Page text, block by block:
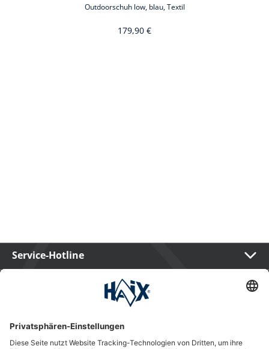
Outdoorschuh low, blau, Textil
179,90 €
Service-Hotline